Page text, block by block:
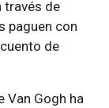
través de
paguen con
de
Van Gogh ha